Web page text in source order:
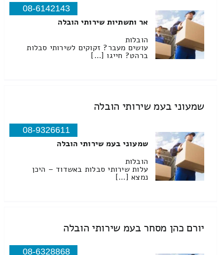
08-6142143
אר ותשתיות שירותי הובלה
הובלות
עושים מעבר? זקוקים לשירותי סבלות
ברהט? חייגו […]
שמעוני בעמ שירותי הובלה
08-9326611
שמעוני בעמ שירותי הובלה
הובלות
עלות שירותי סבלות באשדוד – היכן
נמצא […]
יורם כהן מסחר בעמ שירותי הובלה
08-6328868